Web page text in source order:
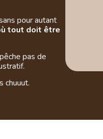
pour autant
tout doit être
pas de
chuuut.